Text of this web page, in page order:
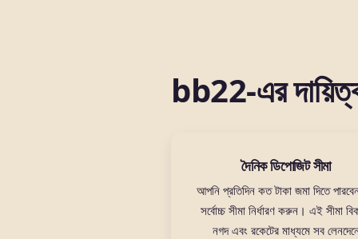
bb22-এর
দৈনিক ডিপোজিট সীমা
আপনি প্রতিদিন কত টাকা জমা দিতে
সর্বোচ্চ সীমা নির্ধারণ করুন। এই সীমা
নগদ এবং রকেটের মাধ্যমে সব